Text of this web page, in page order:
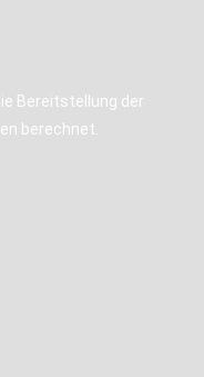
Bereitstellung der
berechnet.